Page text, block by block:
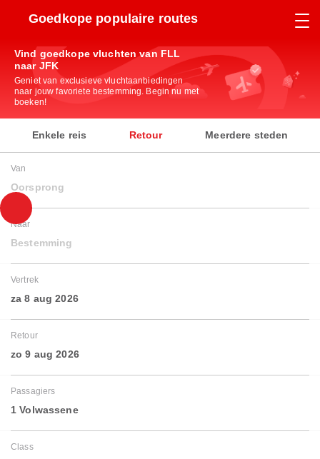
Goedkope populaire routes
Vind goedkope vluchten van FLL
naar JFK
Geniet van exclusieve vluchtaanbiedingen
naar jouw favoriete bestemming. Begin nu met
boeken!
Enkele reis Retour Meerdere steden
Van
Oorsprong
Naar
Bestemming
Vertrek
za 8 aug 2026
Retour
zo 9 aug 2026
Passagiers
1 Volwassene
Class